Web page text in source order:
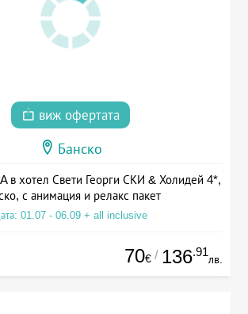
виж офертата
Банско
в хотел Свети Георги СКИ & Холидей 4*,
с анимация и релакс пакет
01.07 - 06.09 + all inclusive
70€ / 136.91
лв.